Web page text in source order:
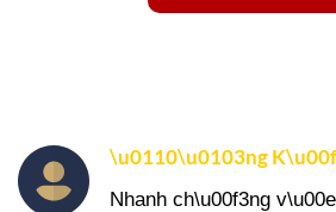
\u0110\u0103ng
Nhanh ch\u00f3ng